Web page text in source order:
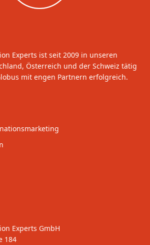
Experts ist seit 2009 in unseren
Österreich und der Schweiz tätig
mit engen Partnern erfolgreich.
Experts GmbH
184